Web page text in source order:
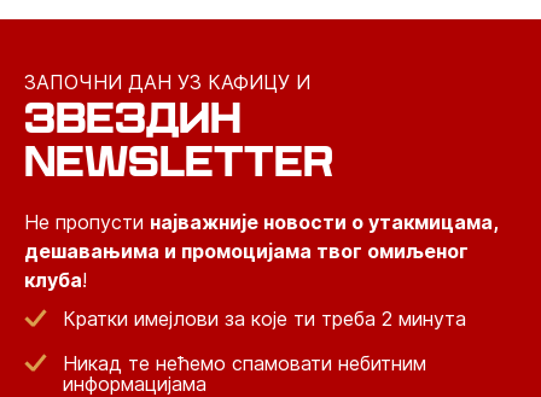
ЗАПОЧНИ ДАН УЗ КАФИЦУ И
ЗВЕЗДИН
NEWSLETTER
Не пропусти најважније новости о утакмицама,
дешавањима и промоцијама твог омиљеног
клуба!
Кратки имејлови за које ти треба 2 минута
Никад те нећемо спамовати небитним
информацијама